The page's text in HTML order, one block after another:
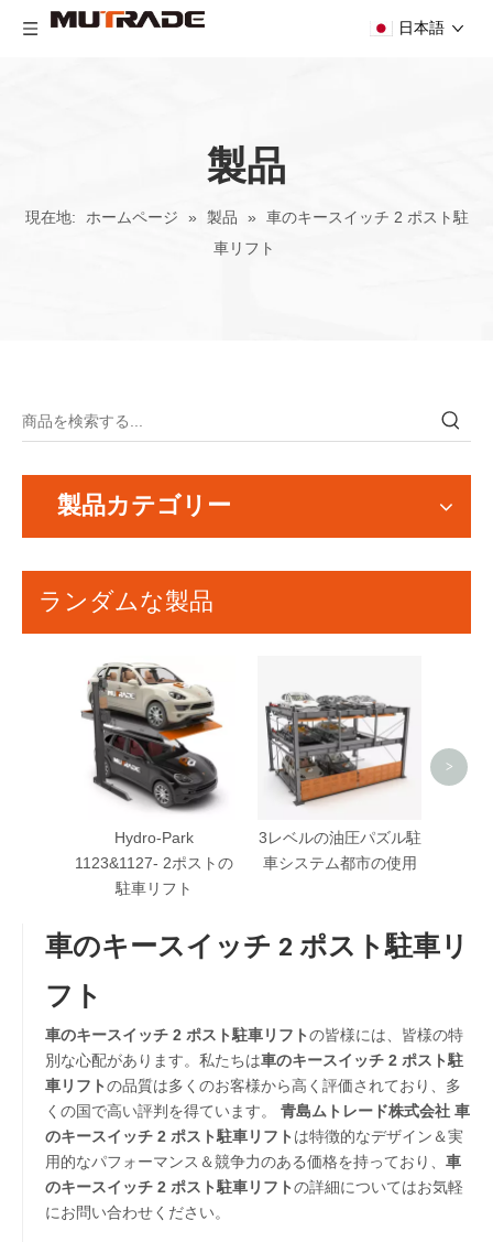
日本語
製品
現在地: ホームページ » 製品 » 車のキースイッチ 2 ポスト駐
車リフト
製品カテゴリー
ランダムな製品
Hydro-Park
1123&1127- 2ポストの
駐車リフト
3レベルの油圧パズル駐
車システム都市の使用
>
車のキースイッチ 2 ポスト駐車リ
フト
車のキースイッチ 2 ポスト駐車リフトの皆様には、皆様の特
別な心配があります。私たちは車のキースイッチ 2 ポスト駐
車リフトの品質は多くのお客様から高く評価されており、多
くの国で高い評判を得ています。 青島ムトレード株式会社 車
のキースイッチ 2 ポスト駐車リフト は特徴的なデザイン＆実
用的なパフォーマンス＆競争力のある価格を持っており、 車
のキースイッチ 2 ポスト駐車リフトの詳細についてはお気軽
にお問い合わせください。